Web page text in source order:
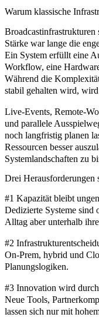
Warum klassische
Broadcastinfrastrukturen
Stärke war lange die
Ein System erfüllt eine
Workflow, eine
Während die
stabil gehalten wird,
Live-Events, Remote-
und parallele
noch langfristig planen
Ressourcen besser
Systemlandschaften zu
Drei Herausforderungen
#1 Kapazität bleibt
Dedizierte Systeme sind
Alltag aber unterhalb
#2
On-Prem, hybrid und
Planungslogiken.
#3 Innovation wird
Neue Tools,
lassen sich nur mit